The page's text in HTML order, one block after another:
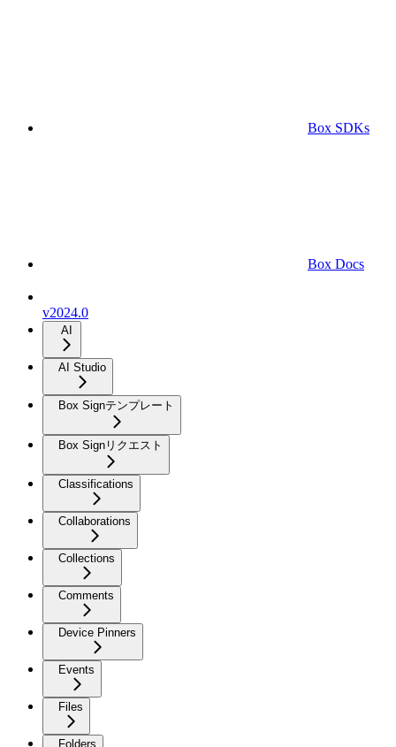
Box SDKs
Box Docs
v2024.0
AI
AI Studio
Box Signテンプレート
Box Signリクエスト
Classifications
Collaborations
Collections
Comments
Device Pinners
Events
Files
Folders